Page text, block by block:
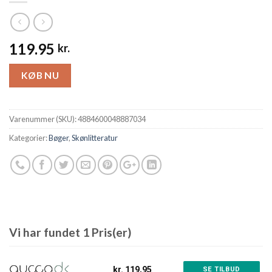
119.95 kr.
KØB NU
Varenummer (SKU):4884600048887034
Kategorier:Bøger,Skønlitteratur
Vi har fundet 1 Pris(er)
kr. 119,95 SE TILBUD